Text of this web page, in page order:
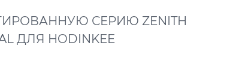
СЕРИЮ ZENITH
ДЛЯ HODINKEE